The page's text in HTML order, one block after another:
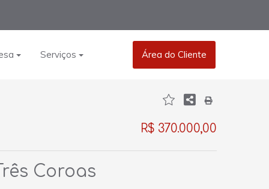
Serviços Área do Cliente
R$ 370.000,00
Coroas